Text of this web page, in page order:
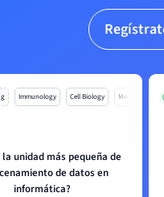
Immunology Cell Biology Mo
la unidad más pequeña de
de datos en
informática?